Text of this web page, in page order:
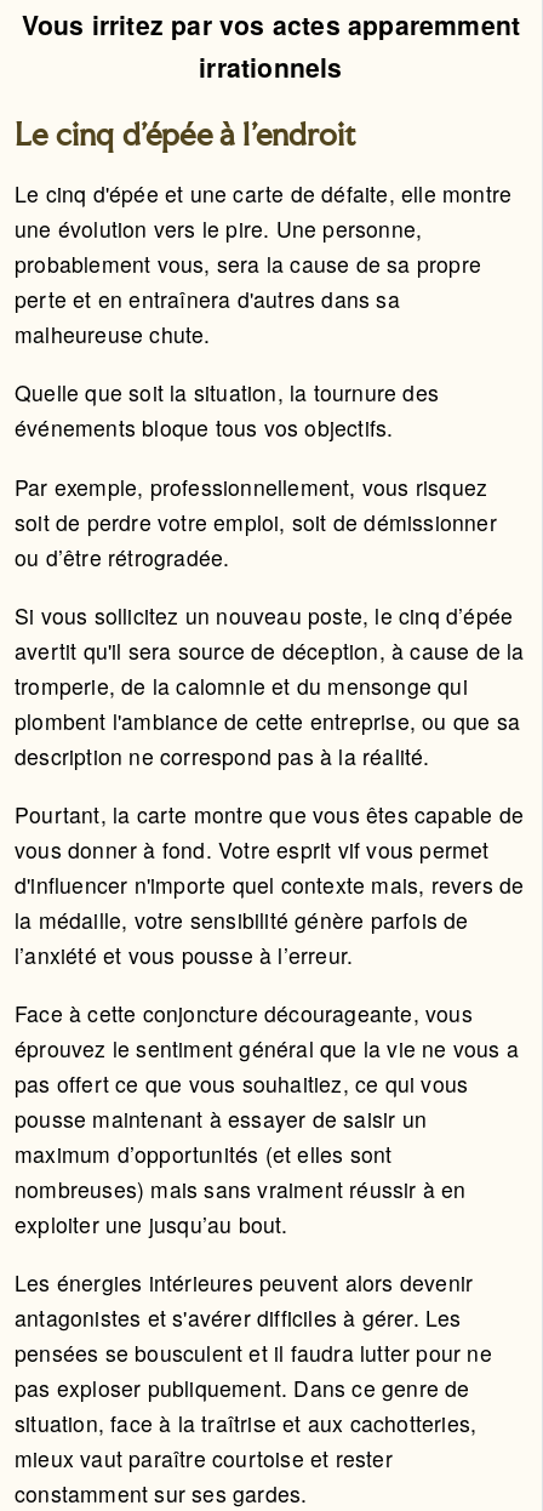
Vous irritez par vos actes apparemment
irrationnels
Le cinq d'épée à l'endroit
Le cinq d'épée et une carte de défaite, elle montre
une évolution vers le pire. Une personne,
probablement vous, sera la cause de sa propre
perte et en entraînera d'autres dans sa
malheureuse chute.
Quelle que soit la situation, la tournure des
événements bloque tous vos objectifs.
Par exemple, professionnellement, vous risquez
soit de perdre votre emploi, soit de démissionner
ou d’être rétrogradée.
Si vous sollicitez un nouveau poste, le cinq d’épée
avertit qu'il sera source de déception, à cause de la
tromperie, de la calomnie et du mensonge qui
plombent l'ambiance de cette entreprise, ou que sa
description ne correspond pas à la réalité.
Pourtant, la carte montre que vous êtes capable de
vous donner à fond. Votre esprit vif vous permet
d'influencer n'importe quel contexte mais, revers de
la médaille, votre sensibilité génère parfois de
l’anxiété et vous pousse à l’erreur.
Face à cette conjoncture décourageante, vous
éprouvez le sentiment général que la vie ne vous a
pas offert ce que vous souhaitiez, ce qui vous
pousse maintenant à essayer de saisir un
maximum d’opportunités (et elles sont
nombreuses) mais sans vraiment réussir à en
exploiter une jusqu’au bout.
Les énergies intérieures peuvent alors devenir
antagonistes et s'avérer difficiles à gérer. Les
pensées se bousculent et il faudra lutter pour ne
pas exploser publiquement. Dans ce genre de
situation, face à la traîtrise et aux cachotteries,
mieux vaut paraître courtoise et rester
constamment sur ses gardes.